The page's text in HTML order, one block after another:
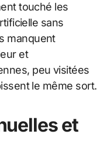
touché les
sans
manquent
et
peu visitées
le même sort.
et